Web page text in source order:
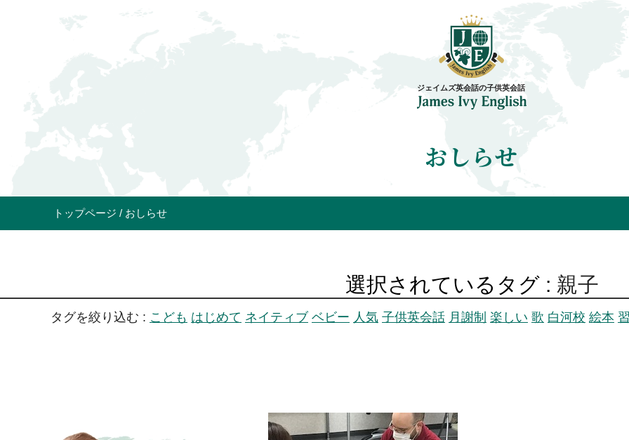
おしらせ
トップページ おしらせ
選択されているタグ : 親子
タグを絞り込む : こども はじめて ネイティブ ベビー 人気 子供英会話 月謝制 楽しい 歌 白河校 絵本